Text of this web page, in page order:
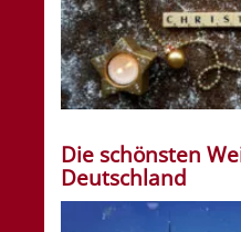
Die schönsten
Deutschland